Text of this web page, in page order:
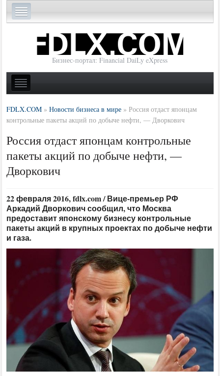
Бизнес-портал: Financial DaiLy eXpress
FDLX.COM »Новости бизнеса в мире »Россия отдаст японцам
контрольные пакеты акций по добыче нефти, — Дворкович
Россия отдаст японцам контрольные
пакеты акций по добыче нефти, —
Дворкович
22 февраля 2016, fdlx.com / Вице-премьер РФ
Аркадий Дворкович сообщил, что Москва
предоставит японскому бизнесу контрольные
пакеты акций в крупных проектах по добыче нефти
и газа.